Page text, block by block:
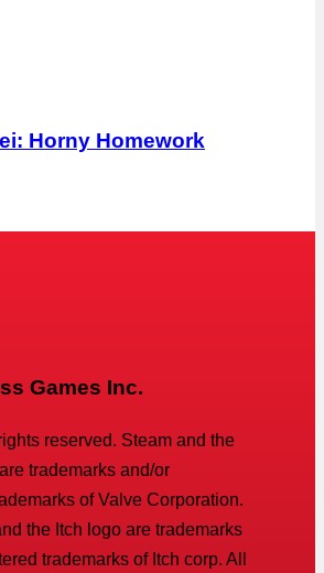
Horny Homework
Games Inc.
reserved. Steam and the
trademarks and/or
of Valve Corporation.
the Itch logo are trademarks
trademarks of Itch corp. All